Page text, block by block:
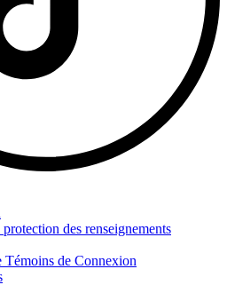
des renseignements
Témoins de Connexion